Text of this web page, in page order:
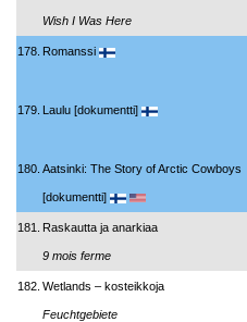
Wish I Was Here
178. Romanssi
179. Laulu [dokumentti]
180. Aatsinki: The Story of Arctic Cowboys
[dokumentti]
181. Raskautta ja anarkiaa
9 mois ferme
182. Wetlands – kosteikkoja
Feuchtgebiete